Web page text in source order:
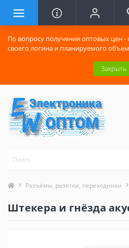
По вопросу получения оптовых цен -
своего логина и планируемого
Закрыть
Разъёмы, розетки, переходники
Штекера и гнёзда